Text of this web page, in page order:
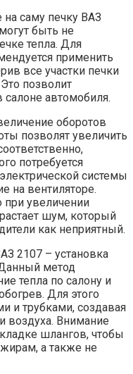
на саму печку ВАЗ
быть не
тепла. Для
применить
все участки печки
позволит
салоне автомобиля.
оборотов
позволят увеличить
потребуется
системы
на вентиляторе.
при увеличении
шум, который
как неприятный.
2107 – установка
метод
тепла по салону и
Для этого
и трубками, создавая
воздуха. Внимание
шлангов, чтобы
а также не